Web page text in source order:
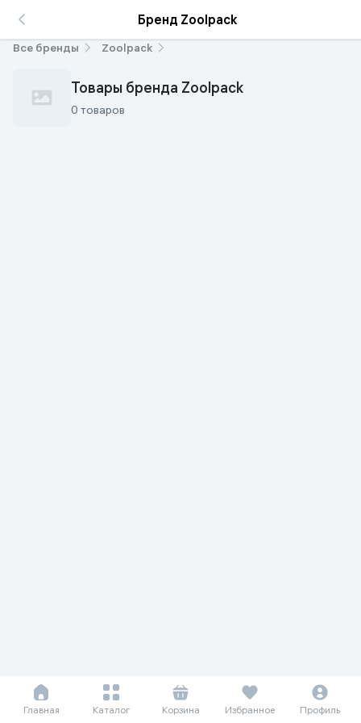
Бренд Zoolpack
Все бренды Zoolpack
Товары бренда Zoolpack
0 товаров
Главная Каталог Корзина Избранное Профиль